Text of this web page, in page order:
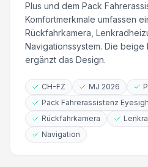
Plus und dem Pack
Komfortmerkmale umfassen
Rückfahrkamera,
Navigationssystem. Die beige
ergänzt das Design.
CH-FZ MJ 2026
Pack Fahrerassistenz
Rückfahrkamera
Navigation